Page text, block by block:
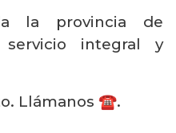
la provincia de
integral y
Llámanos ☎️.